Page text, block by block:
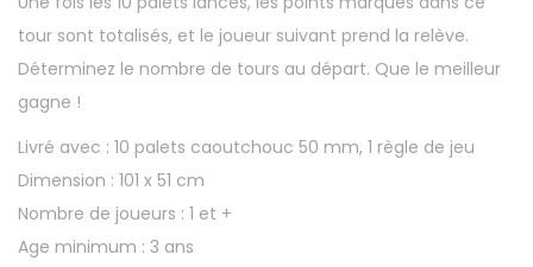
tour sont totalisés, et le joueur suivant prend la relève.
Déterminez le nombre de tours au départ. Que le meilleur
gagne !
Livré avec : 10 palets caoutchouc 50 mm, 1 règle de jeu
Dimension : 101 x 51 cm
Nombre de joueurs : 1 et +
Age minimum : 3 ans